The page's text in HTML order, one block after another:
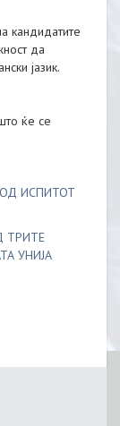
кандидатите
да
јазик.
ќе се
ИСПИТОТ
ТРИТЕ
УНИЈА